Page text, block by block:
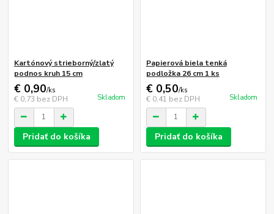
Kartónový strieborný/zlatý
podnos kruh 15 cm
€ 0,90/ks
€ 0,73 bez DPH Skladom
Pridať do košíka
Papierová biela tenká
podložka 26 cm 1 ks
€ 0,50/ks
€ 0,41 bez DPH Skladom
Pridať do košíka